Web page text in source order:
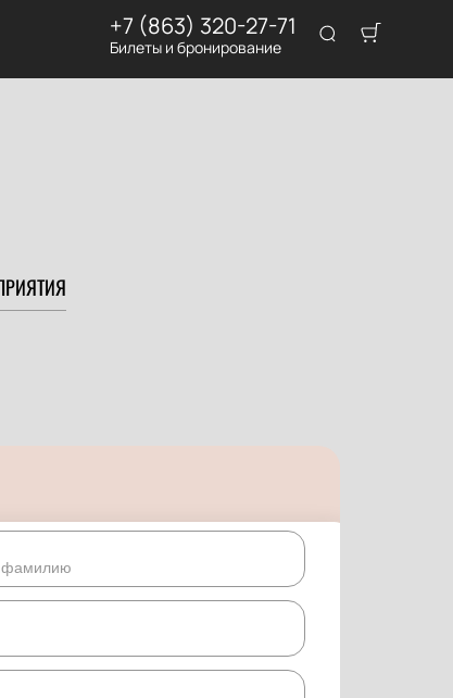
+7 (863) 320-27-71
Билеты и бронирование